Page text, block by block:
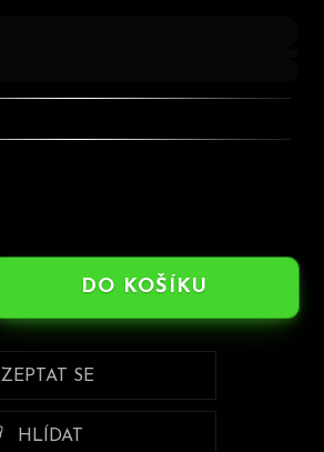
DO KOŠÍKU
ZEPTAT SE
HLÍDAT